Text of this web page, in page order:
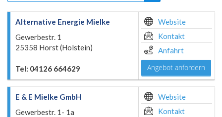
Alternative Energie Mielke
Gewerbestr. 1
25358 Horst (Holstein)
Tel: 04126 664629
Website
Kontakt
Anfahrt
Angebot anfordern
E & E Mielke GmbH
Gewerbestr. 1- 1a
Website
Kontakt